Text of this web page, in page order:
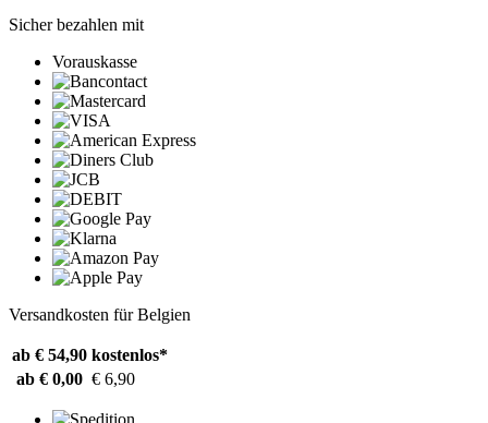
Sicher bezahlen mit
Vorauskasse
Versandkosten für Belgien
ab € 54,90 kostenlos*
ab € 0,00 € 6,90